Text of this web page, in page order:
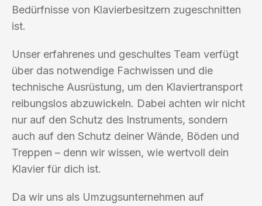
Bedürfnisse von Klavierbesitzern zugeschnitten
ist.
Unser erfahrenes und geschultes Team verfügt
über das notwendige Fachwissen und die
technische Ausrüstung, um den Klaviertransport
reibungslos abzuwickeln. Dabei achten wir nicht
nur auf den Schutz des Instruments, sondern
auch auf den Schutz deiner Wände, Böden und
Treppen – denn wir wissen, wie wertvoll dein
Klavier für dich ist.
Da wir uns als Umzugsunternehmen auf